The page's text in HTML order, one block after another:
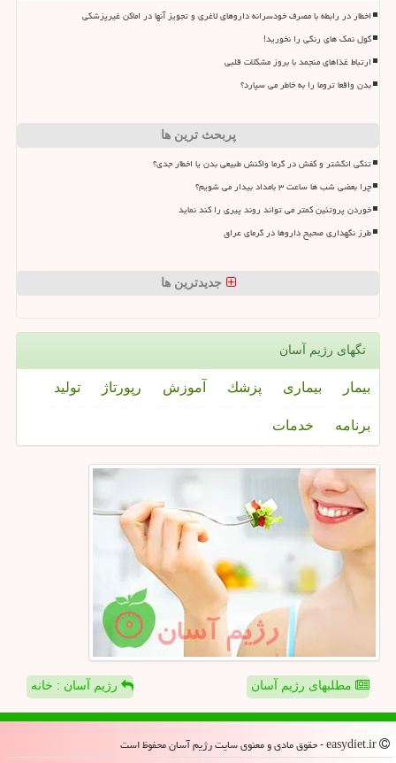
اخطار در رابطه با مصرف خودسرانه داروهای لاغری و تجویز آنها در اماکن غیرپزشکی
گول نمک های رنگی را نخورید!
ارتباط غذاهای منجمد با بروز مشکلات قلبی
بدن واقعا تروما را به خاطر می سپارد؟
پربحث ترین ها
تنگی انگشتر و کفش در گرما واکنش طبیعی بدن یا اخطار جدی؟
چرا بعضی شب ها ساعت ۳ بامداد بیدار می شویم؟
خوردن پروتئین کمتر می تواند روند پیری را کند نماید
طرز نگهداری صحیح داروها در گرمای عراق
جدیدترین ها
تگهای رژیم آسان
بیمار بیماری پزشك آموزش رپورتاژ تولید
برنامه خدمات
مطلبهای رژیم آسان رژیم آسان : خانه